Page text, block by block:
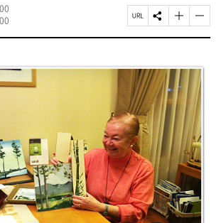
요
페
이
R
L
복
사
S
N
유
하
기
글
자
크
게
변
경
하
기
글
자
작
게
변
경
하
기